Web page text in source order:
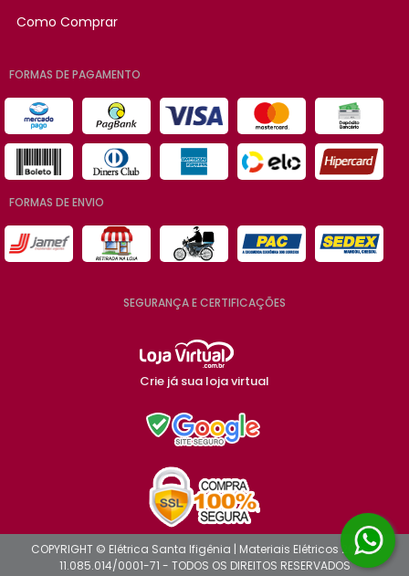
Como Comprar
FORMAS DE PAGAMENTO
FORMAS DE ENVIO
SEGURANÇA E CERTIFICAÇÕES
Crie já sua loja virtual
COPYRIGHT © Elétrica Santa Ifigênia | Materiais Elétricos 2026 -
11.085.014/0001-71 - TODOS OS DIREITOS RESERVADOS